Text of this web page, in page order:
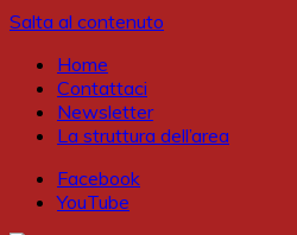
Salta al contenuto
Home
Contattaci
Newsletter
La struttura dell’area
Facebook
YouTube